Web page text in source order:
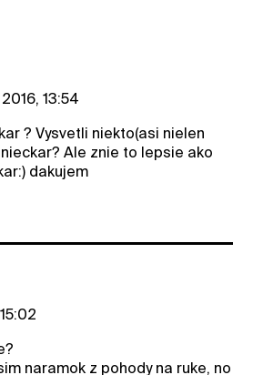
13:54
? Vysvetli niekto(asi nielen
Ale znie to lepsie ako
dakujem
naramok z pohody na ruke, no